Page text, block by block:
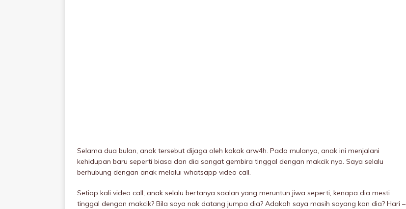
Selama dua bulan, anak tersebut dijaga oleh kakak arw4h. Pada mulanya, anak ini menjalani
kehidupan baru seperti biasa dan dia sangat gembira tinggal dengan makcik nya. Saya selalu
berhubung dengan anak melalui whatsapp video call.
Setiap kali video call, anak selalu bertanya soalan yang meruntun jiwa seperti, kenapa dia mesti
tinggal dengan makcik? Bila saya nak datang jumpa dia? Adakah saya masih sayang kan dia? Hari –